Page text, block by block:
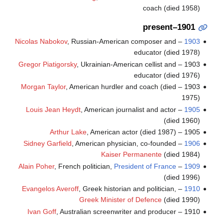
coach (died 1958)
1901–present
1903
–
Nicolas Nabokov, Russian-American composer and
educator (died 1978)
1903 –
Gregor Piatigorsky, Ukrainian-American cellist and
educator (died 1976)
1903 –
Morgan Taylor, American hurdler and coach (died
1975)
1905
–
Louis Jean Heydt, American journalist and actor
(died 1960)
1905 –
Arthur Lake, American actor (died 1987)
1906
–
Sidney Garfield, American physician, co-founded
Kaiser Permanente(died 1984)
1909
–
Alain Poher, French politician, President of France
(died 1996)
1910
–
Evangelos Averoff, Greek historian and politician,
Greek Minister of Defence(died 1990)
1910 –
Ivan Goff, Australian screenwriter and producer